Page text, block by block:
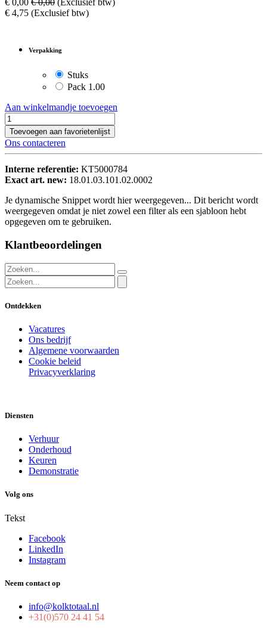
€ 0,00 €0,00 (Exclusief btw)
€ 4,75 (Exclusief btw)
Verpakking
Stuks
Pack 1.00
Aan winkelmandje toevoegen
Toevoegen aan favorietenlijst
Ons contacteren
Interne referentie: KT5000784
Exact art. new: 18.01.03.101.02.0002
Je dynamische Snippet wordt hier weergegeven... Dit bericht wordt
weergegeven omdat je niet zowel een filter als een sjabloon hebt
opgegeven om te gebruiken.
Klantbeoordelingen
Ontdekken
Vacatures
Ons bedrijf
Algemene voorwaarden
Cookie beleid
Privacyverklaring
Diensten
Verhuur
Onderhoud
Keuren
Demonstratie
Volg ons
Tekst
Facebook
LinkedIn
Instagram
Neem contact op
info@kolktotaal.nl
+31(0)570 24 41 54